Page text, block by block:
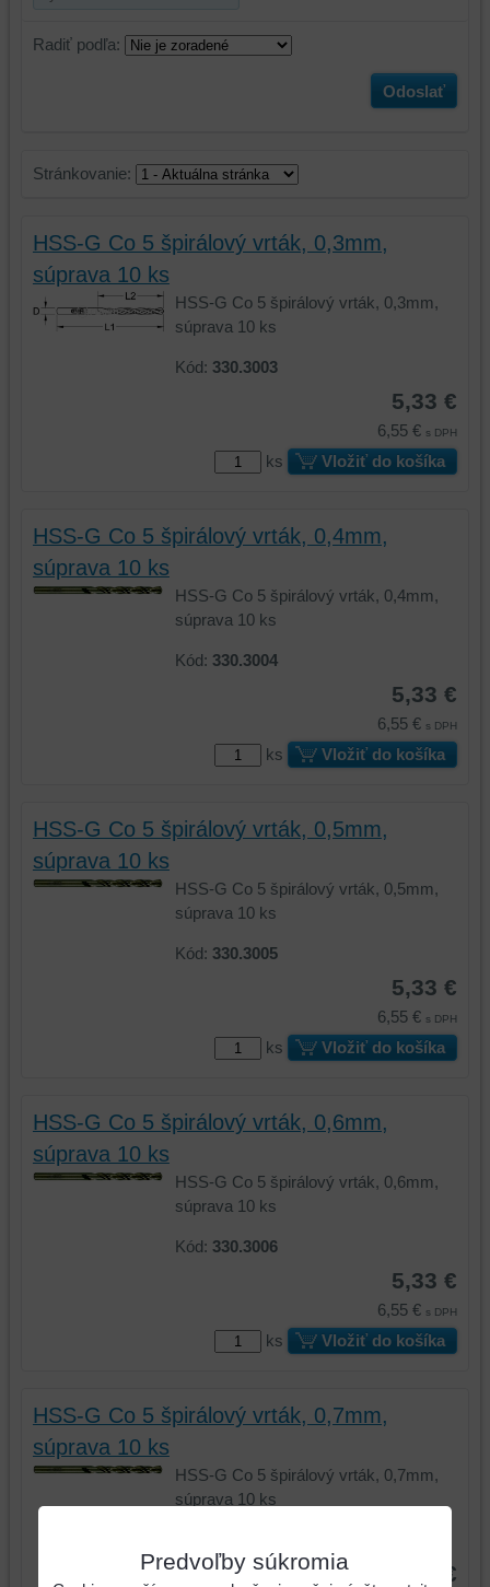
Radiť podľa:
Odoslať
Stránkovanie:
HSS-G Co 5 špirálový vrták, 0,3mm,
súprava 10 ks
HSS-G Co 5 špirálový vrták, 0,3mm,
súprava 10 ks
Kód: 330.3003
5,33 €
6,55 € s DPH
ks Vložiť do košíka
HSS-G Co 5 špirálový vrták, 0,4mm,
súprava 10 ks
HSS-G Co 5 špirálový vrták, 0,4mm,
súprava 10 ks
Kód: 330.3004
5,33 €
6,55 € s DPH
ks Vložiť do košíka
HSS-G Co 5 špirálový vrták, 0,5mm,
súprava 10 ks
HSS-G Co 5 špirálový vrták, 0,5mm,
súprava 10 ks
Kód: 330.3005
5,33 €
6,55 € s DPH
ks Vložiť do košíka
HSS-G Co 5 špirálový vrták, 0,6mm,
súprava 10 ks
HSS-G Co 5 špirálový vrták, 0,6mm,
súprava 10 ks
Kód: 330.3006
5,33 €
6,55 € s DPH
ks Vložiť do košíka
HSS-G Co 5 špirálový vrták, 0,7mm,
súprava 10 ks
HSS-G Co 5 špirálový vrták, 0,7mm,
súprava 10 ks
5,33 €
Predvoľby súkromia